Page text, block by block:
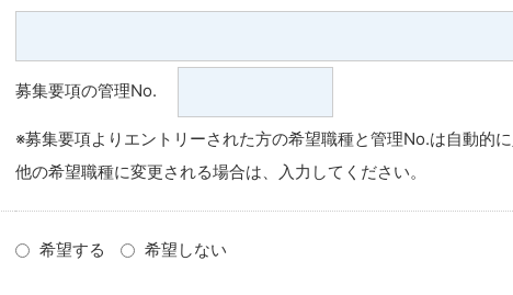
募集要項の管理No.
※募集要項よりエントリーされた方の希望職種と管理No.は自動的
他の希望職種に変更される場合は、入力してください。
希望する 希望しない